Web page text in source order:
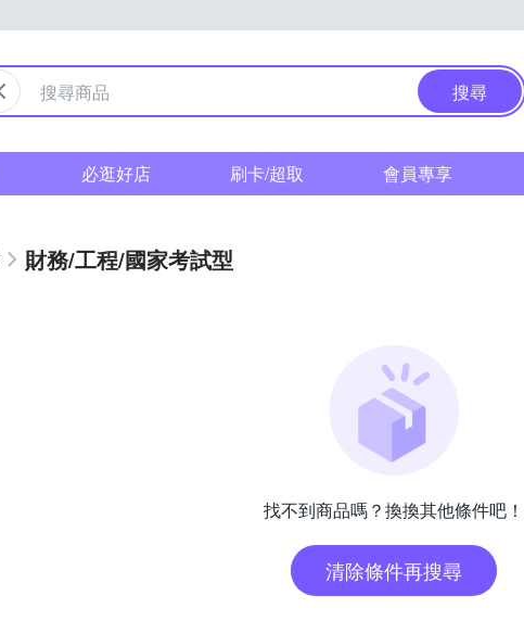
搜尋
必逛好店 刷卡/超取 會員專享
財務/工程/國家考試型
找不到商品嗎？換換其他條件吧！
清除條件再搜尋